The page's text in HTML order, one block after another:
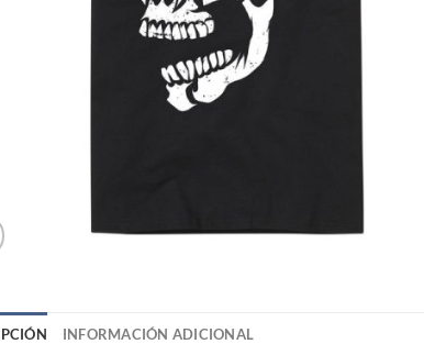
INFORMACIÓN ADICIONAL